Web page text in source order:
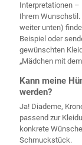
Interpretationen –
Ihrem
weiter unten)
Beispiel oder
gewünschten
„Mädchen mit
Kann meine
werden?
Ja! Diademe,
passend zur
konkrete
Schmuckstück.